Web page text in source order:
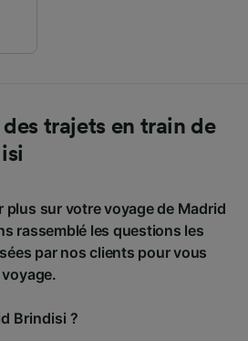
des trajets en train de
plus sur votre voyage de Madrid
rassemblé les questions les
par nos clients pour vous
Brindisi ?